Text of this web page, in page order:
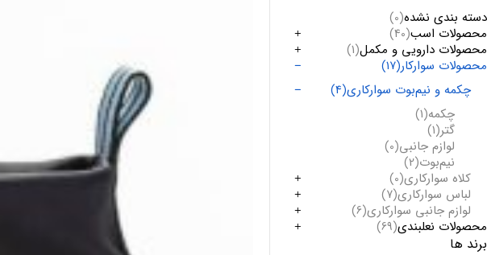
دسته بندی نشده(0)
محصولات اسب(40)
محصولات دارویی و مکمل(1)
محصولات سوارکار(17)
چکمه و نیم‌بوت سوارکاری(4)
چکمه(1)
گتر(1)
لوازم جانبی(0)
نیم‌بوت(2)
کلاه سوارکاری(0)
لباس سوارکاری(7)
لوازم جانبی سوارکاری(6)
محصولات نعلبندی(69)
برند ها